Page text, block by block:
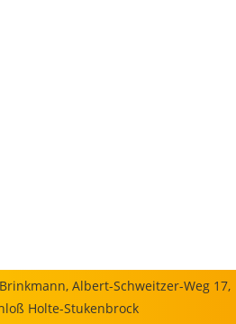
Albert-Schweitzer-Weg 17,
Holte-Stukenbrock